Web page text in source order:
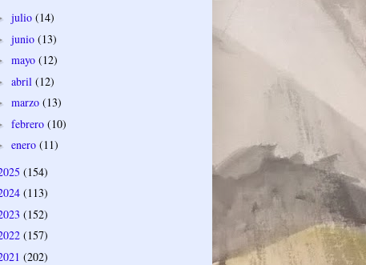
julio (14)
junio (13)
mayo (12)
abril (12)
marzo (13)
febrero (10)
enero (11)
(154)
(113)
(152)
(157)
(202)